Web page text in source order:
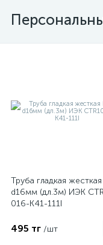
Труба гладкая
d16мм (дл.3м) ИЭК
016-K41-111I
495 тг /шт